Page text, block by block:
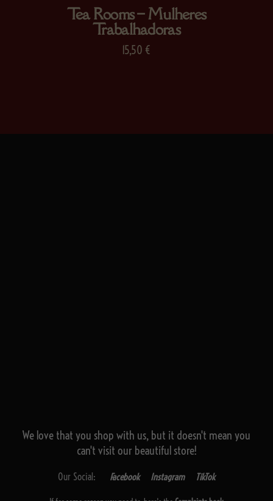
Tea Rooms – Mulheres
Trabalhadoras
15,50 €
We love that you shop with us, but it doesn't mean you
can't visit our beautiful store!
Our Social: Facebook Instagram TikTok